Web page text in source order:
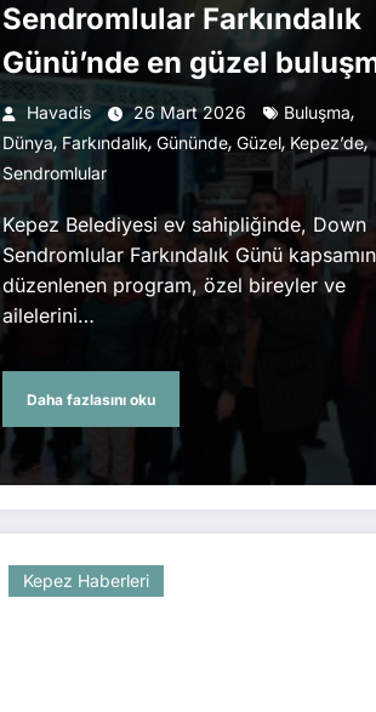
Sendromlular Farkındalık
Günü’nde en güzel
Havadis 26 Mart 2026 Buluşma,
Dünya, Farkındalık, Gününde, Güzel, Kepez’de,
Sendromlular
Kepez Belediyesi ev sahipliğinde, Down
Sendromlular Farkındalık Günü
düzenlenen program, özel bireyler ve
ailelerini…
Daha fazlasını oku
Kepez Haberleri